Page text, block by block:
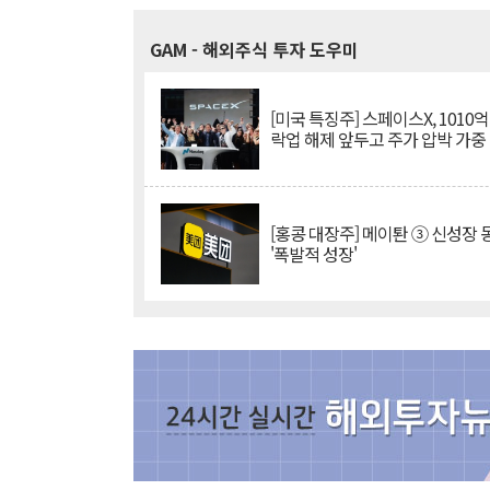
GAM - 해외주식 투자 도우미
[미국 특징주] 스페이스X, 1010
락업 해제 앞두고 주가 압박 가중
[홍콩 대장주] 메이퇀 ③ 신성장
'폭발적 성장'